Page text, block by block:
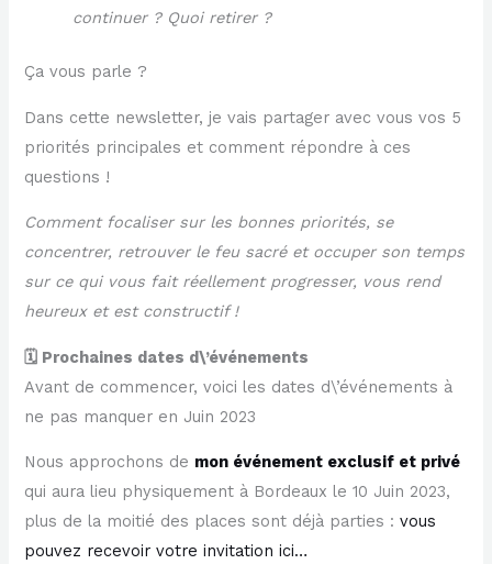
continuer ? Quoi retirer ?
Ça vous parle ?
Dans cette newsletter, je vais partager avec vous vos 5
priorités principales et comment répondre à ces
questions !
Comment focaliser sur les bonnes priorités, se
concentrer, retrouver le feu sacré et occuper son temps
sur ce qui vous fait réellement progresser, vous rend
heureux et est constructif !
🗓️ Prochaines dates d\’événements
Avant de commencer, voici les dates d\’événements à
ne pas manquer en Juin 2023
Nous approchons de mon événement exclusif et privé
qui aura lieu physiquement à Bordeaux le 10 Juin 2023,
plus de la moitié des places sont déjà parties :vous
pouvez recevoir votre invitation ici…